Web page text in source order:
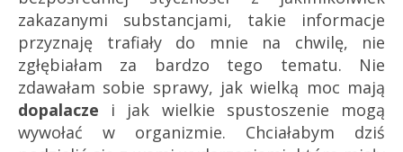
zakazanymi substancjami, takie informacje
przyznaję trafiały do mnie na chwilę, nie
zgłębiałam za bardzo tego tematu. Nie
zdawałam sobie sprawy, jak wielką moc mają
dopalacze i jak wielkie spustoszenie mogą
wywołać w organizmie. Chciałabym dziś